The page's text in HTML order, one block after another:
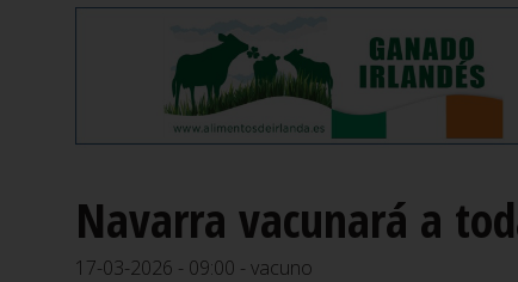
Navarra vacunará a
17-03-2026 - 09:00 - vacuno